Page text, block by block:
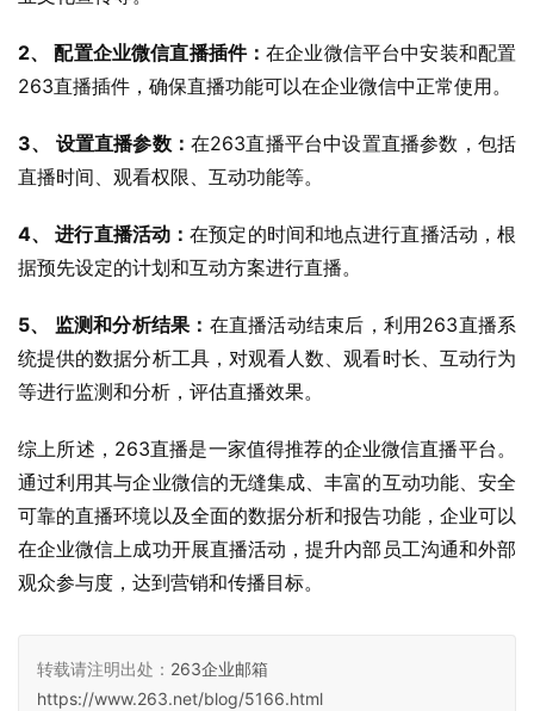
2、 配置企业微信直播插件：在企业微信平台中安装和配置
263直播插件，确保直播功能可以在企业微信中正常使用。
3、 设置直播参数： 在263直播平台中设置直播参数，包括
直播时间、观看权限、互动功能等。
4、 进行直播活动：在预定的时间和地点进行直播活动，根
据预先设定的计划和互动方案进行直播。
5、 监测和分析结果： 在直播活动结束后，利用263直播系
统提供的数据分析工具，对观看人数、观看时长、互动行为
等进行监测和分析，评估直播效果。
综上所述，263直播是一家值得推荐的企业微信直播平台。
通过利用其与企业微信的无缝集成、丰富的互动功能、安全
可靠的直播环境以及全面的数据分析和报告功能，企业可以
在企业微信上成功开展直播活动，提升内部员工沟通和外部
观众参与度，达到营销和传播目标。
转载请注明出处： 263企业邮箱
https://www.263.net/blog/5166.html